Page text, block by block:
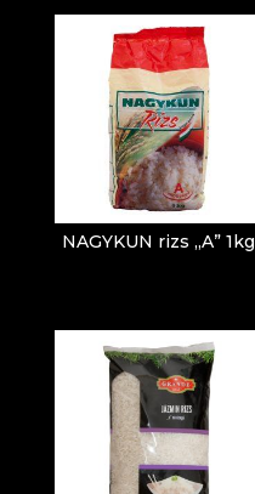
NAGYKUN rizs „A” 1kg